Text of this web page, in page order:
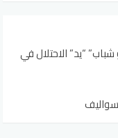
“يد” الاحتلال في
سواليف